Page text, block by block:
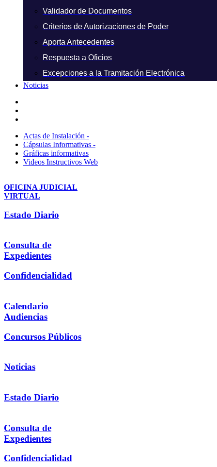
Validador de Documentos
Criterios de Autorizaciones de Poder
Aporta Antecedentes
Respuesta a Oficios
Excepciones a la Tramitación Electrónica
Noticias
Actas de Instalación -
Cápsulas Informativas -
Gráficas informativas
Videos Instructivos Web
OFICINA JUDICIAL
VIRTUAL
Estado Diario
Consulta de
Expedientes
Confidencialidad
Calendario
Audiencias
Concursos Públicos
Noticias
Estado Diario
Consulta de
Expedientes
Confidencialidad